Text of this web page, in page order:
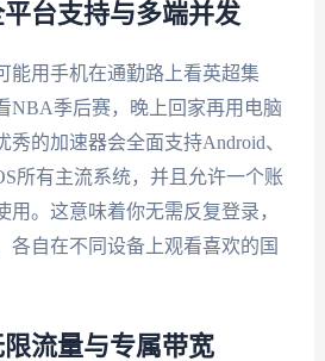
台支持与多端并发
能用手机在通勤路上看英超集
NBA季后赛，晚上回家再用电脑
的加速器会全面支持Android、
所有主流系统，并且允许一个账
用。这意味着你无需反复登录，
各自在不同设备上观看喜欢的国
流量与专属带宽